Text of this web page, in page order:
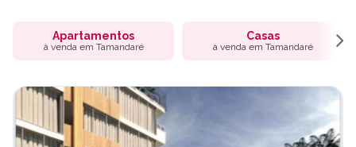
Apartamentos
à venda em Tamandaré
Casas
à venda em Tamandaré